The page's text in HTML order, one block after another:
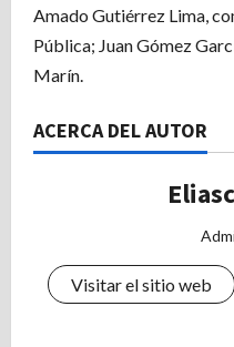
Amado Gutiérrez Lima,
Pública; Juan Gómez
Marín.
ACERCA DEL AUTOR
Visitar el sitio web